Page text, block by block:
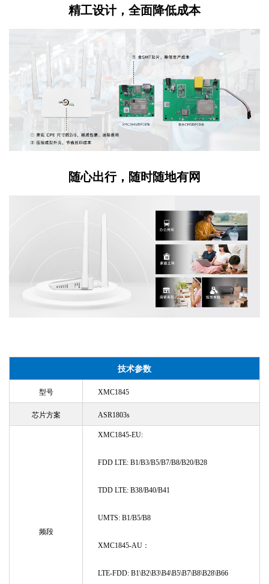
精工设计，全面降低成本
随心出行，随时随地有网
技术参数
型号 XMC1845
芯片方案 ASR1803s
频段
XMC1845-EU:
FDD LTE: B1/B3/B5/B7/B8/B20/B28
TDD LTE: B38/B40/B41
UMTS: B1/B5/B8
XMC1845-AU：
LTE-FDD: B1\B2\B3\B4\B5\B7\B8\B28\B66